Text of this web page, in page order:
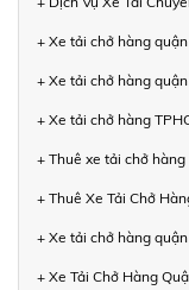
+ Xe tải chở hàng
+ Xe tải chở hàng
+ Xe tải chở hàng
+ Thuê xe tải chở
+ Thuê Xe Tải Chở
+ Xe tải chở hàng
+ Xe Tải Chở Hàng